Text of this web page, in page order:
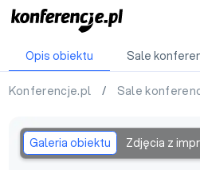
Opis obiektu Sale
Konferencje.pl / Sale
Galeria obiektu Zdjęcia z